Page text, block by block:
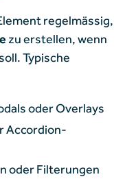
regelmässig,
zu erstellen, wenn
Typische
oder Overlays
Accordion-
oder Filterungen